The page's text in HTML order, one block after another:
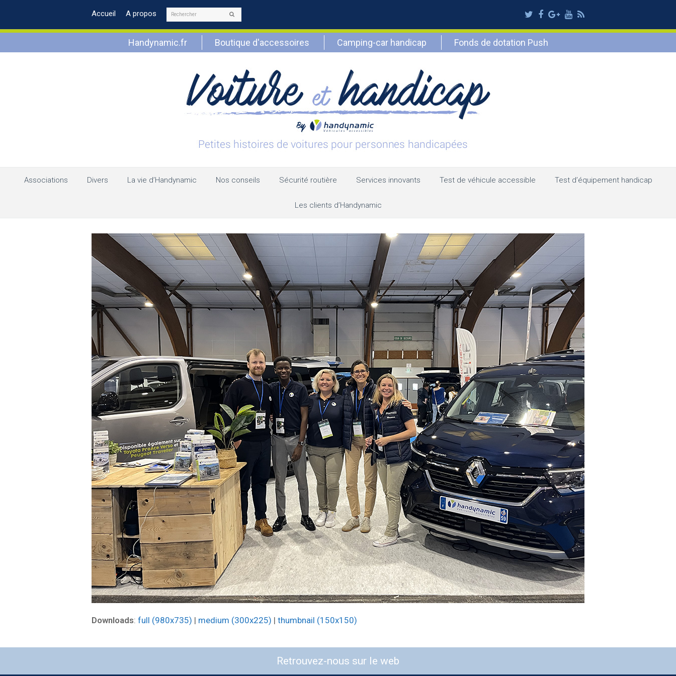
Accueil A propos Rechercher Twitter
Facebook
Google
Plus
Youtube
RSS
Handynamic.fr Boutique d'accessoires Camping-car handicap Fonds de dotation Push
Associations Divers La vie d’Handynamic Nos conseils Sécurité routière Services innovants Test de véhicule accessible Test d’équipement handicap
Les clients d’Handynamic
Downloads: full (980x735) | medium (300x225) | thumbnail (150x150)
Retrouvez-nous sur le web